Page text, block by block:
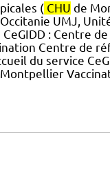
( CHU de
Occitanie UMJ,
: Centre
Centre de
du service